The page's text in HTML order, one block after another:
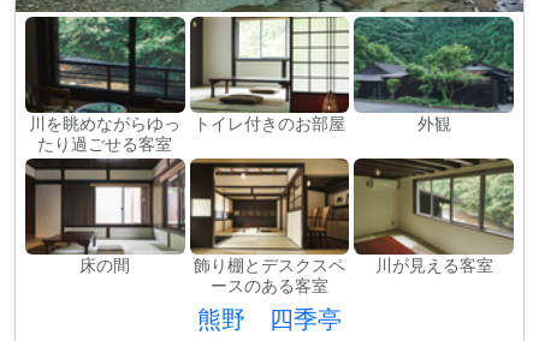
川を眺めながらゆっ
たり過ごせる客室
トイレ付きのお部屋 外観
床の間
飾り棚とデスクスペ
ースのある客室
川が見える客室
熊野 四季亭